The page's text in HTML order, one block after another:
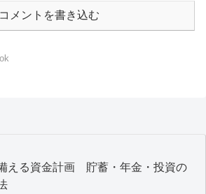
コメントを書き込む
える資金計画 貯蓄・年金・投資の